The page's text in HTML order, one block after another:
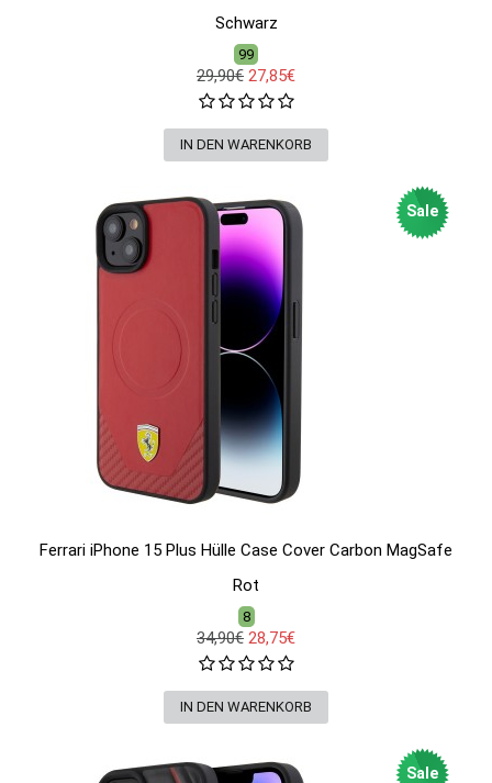
Schwarz
99
29,90€ 27,85€
Sale
Ferrari iPhone 15 Plus Hülle Case Cover Carbon MagSafe
Rot
8
34,90€ 28,75€
Sale